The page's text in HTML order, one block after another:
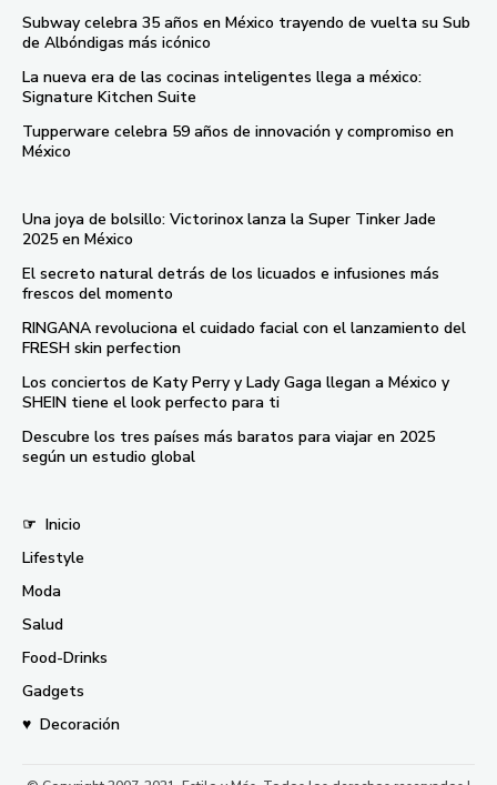
Subway celebra 35 años en México trayendo de vuelta su Sub
de Albóndigas más icónico
La nueva era de las cocinas inteligentes llega a méxico:
Signature Kitchen Suite
Tupperware celebra 59 años de innovación y compromiso en
México
Una joya de bolsillo: Victorinox lanza la Super Tinker Jade
2025 en México
El secreto natural detrás de los licuados e infusiones más
frescos del momento
RINGANA revoluciona el cuidado facial con el lanzamiento del
FRESH skin perfection
Los conciertos de Katy Perry y Lady Gaga llegan a México y
SHEIN tiene el look perfecto para ti
Descubre los tres países más baratos para viajar en 2025
según un estudio global
☞ Inicio
Lifestyle
Moda
Salud
Food-Drinks
Gadgets
♥ Decoración